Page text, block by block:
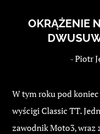
OKRĄŻENIE
-Piotr
W tym roku pod koniec
wyścigi Classic TT.
zawodnik Moto3, wraz